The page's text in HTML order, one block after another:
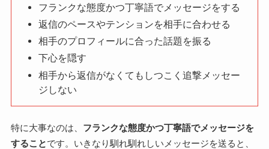
フランクな態度かつ丁寧語でメッセージをする
返信のペースやテンションを相手に合わせる
相手のプロフィールに合った話題を振る
下心を隠す
相手から返信がなくてもしつこく追撃メッセー
ジしない
特に大事なのは、 フランクな態度かつ丁寧語でメッセージを
することです。いきなり馴れ馴れしいメッセージを送ると、